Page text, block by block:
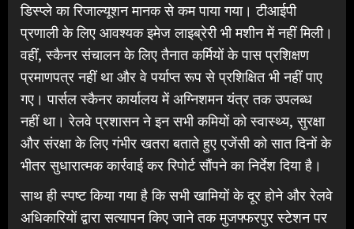
डिस्प्ले का रिजाल्यूशन मानक से कम पाया गया। टीआईपी
प्रणाली के लिए आवश्यक इमेज लाइब्रेरी भी मशीन में नहीं मिली।
वहीं, स्कैनर संचालन के लिए तैनात कर्मियों के पास प्रशिक्षण
प्रमाणपत्र नहीं था और वे पर्याप्त रूप से प्रशिक्षित भी नहीं पाए
गए। पार्सल स्कैनर कार्यालय में अग्निशमन यंत्र तक उपलब्ध
नहीं था। रेलवे प्रशासन ने इन सभी कमियों को स्वास्थ्य, सुरक्षा
और संरक्षा के लिए गंभीर खतरा बताते हुए एजेंसी को सात दिनों के
भीतर सुधारात्मक कार्रवाई कर रिपोर्ट सौंपने का निर्देश दिया है।
साथ ही स्पष्ट किया गया है कि सभी खामियों के दूर होने और रेलवे
अधिकारियों द्वारा सत्यापन किए जाने तक मुजफ्फरपुर स्टेशन पर